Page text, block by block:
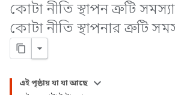
কোটা নীতি স্থাপন ত্রুটি
কোটা নীতি স্থাপনার ত্রুটি
এই পৃষ্ঠায় যা যা আছে